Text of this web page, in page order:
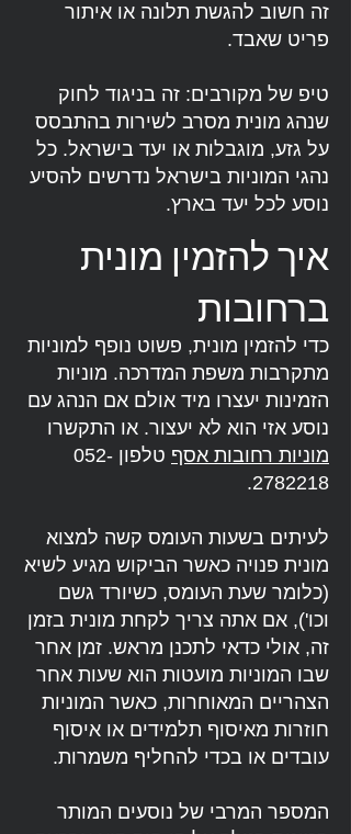
זה חשוב להגשת תלונה או איתור
פריט שאבד.
טיפ של מקורבים: זה בניגוד לחוק
שנהג מונית מסרב לשירות בהתבסס
על גזע, מוגבלות או יעד בישראל. כל
נהגי המוניות בישראל נדרשים להסיע
נוסע לכל יעד בארץ.
איך להזמין מונית
ברחובות
כדי להזמין מונית, פשוט נופף למוניות
מתקרבות משפת המדרכה. מוניות
הזמינות יעצרו מיד אולם אם הנהג עם
נוסע אזי הוא לא יעצור. או התקשרו
מוניות רחובות אסף טלפון 052-
2782218
.
לעיתים בשעות העומס קשה למצוא
מונית פנויה כאשר הביקוש מגיע לשיא
(כלומר שעת העומס, כשיורד גשם
וכו'), אם אתה צריך לקחת מונית בזמן
זה, אולי כדאי לתכנן מראש. זמן אחר
שבו המוניות מועטות הוא שעות אחר
הצהריים המאוחרות, כאשר המוניות
חוזרות מאיסוף תלמידים או איסוף
עובדים או בכדי להחליף משמרות.
המספר המרבי של נוסעים המותר